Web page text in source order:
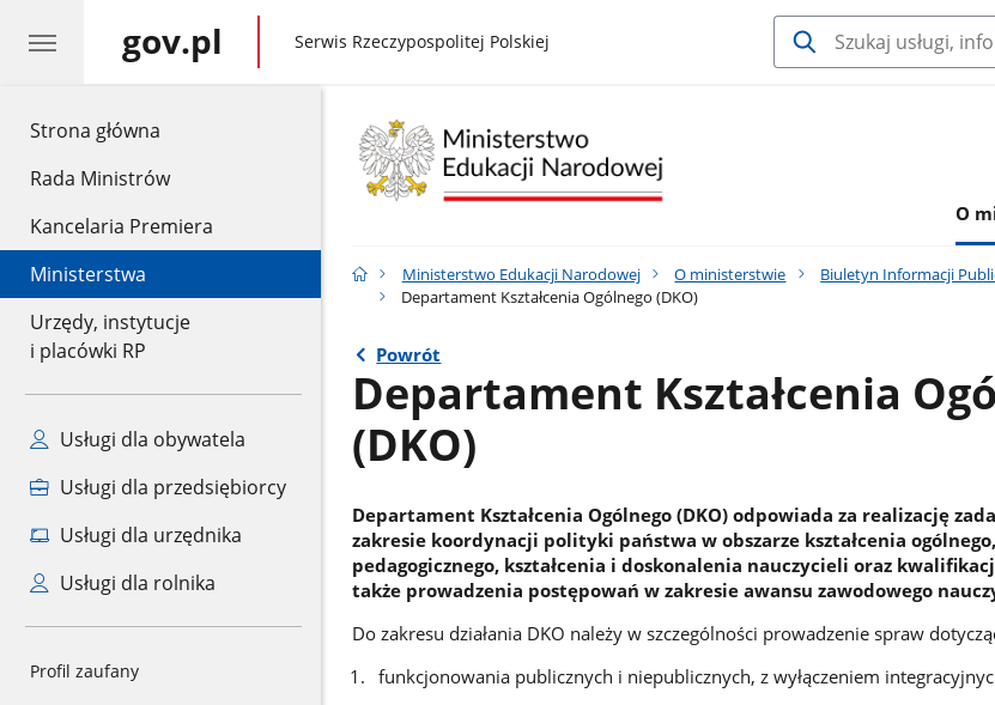
Strona główna
Rada Ministrów
Kancelaria Premiera
Ministerstwa
Urzędy, instytucje
i placówki RP
Usługi dla obywatela
Usługi dla przedsiębiorcy
Usługi dla urzędnika
Usługi dla rolnika
Profil zaufany
gov.pl gov.pl
Serwis Rzeczypospolitej Polskiej
O
Ministerstwo Edukacji Narodowej O ministerstwie Biuletyn Informacji
Departament Kształcenia Ogólnego (DKO)
Powrót
Departament Kształcenia
(DKO)
Departament Kształcenia Ogólnego (DKO) odpowiada za realizację
zakresie koordynacji polityki państwa w obszarze kształcenia
pedagogicznego, kształcenia i doskonalenia nauczycieli oraz
także prowadzenia postępowań w zakresie awansu zawodowego
Do zakresu działania DKO należy w szczególności prowadzenie spraw
funkcjonowania publicznych i niepublicznych, z wyłączeniem